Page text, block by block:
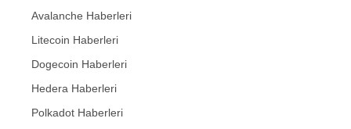
Avalanche Haberleri
Litecoin Haberleri
Dogecoin Haberleri
Hedera Haberleri
Polkadot Haberleri